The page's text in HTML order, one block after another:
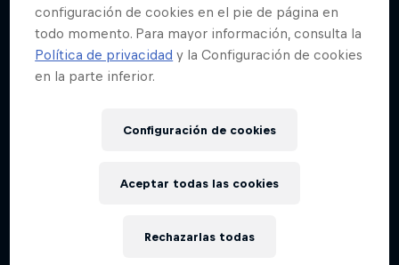
configuración de cookies en el pie de página en
todo momento. Para mayor información, consulta la
Política de privacidad y la Configuración de cookies
en la parte inferior.
Configuración de cookies
Rechazarlas todas
Aceptar todas las cookies